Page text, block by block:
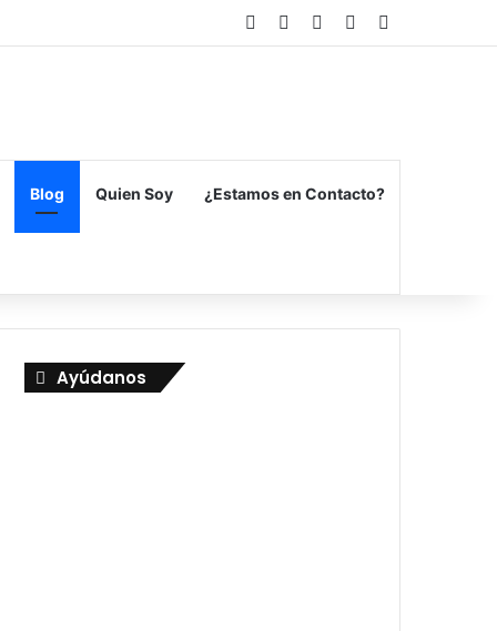
Facebook Flickr Vimeo
Blog Quien Soy ¿Estamos en Contacto?
Ayúdanos